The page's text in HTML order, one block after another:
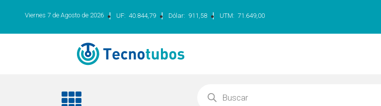
Viernes 7 de Agosto de 2026 | UF: 40.844,79 | Dólar: 911,58 | UTM: 71.649,00